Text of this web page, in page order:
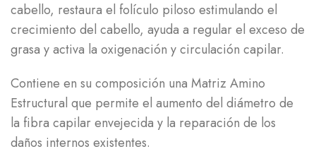
cabello, restaura el folículo piloso estimulando el
crecimiento del cabello, ayuda a regular el exceso de
grasa y activa la oxigenación y circulación capilar.
Contiene en su composición una Matriz Amino
Estructural que permite el aumento del diámetro de
la fibra capilar envejecida y la reparación de los
daños internos existentes.